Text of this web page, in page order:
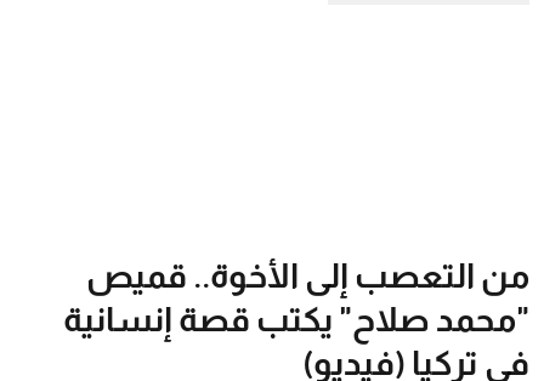
من التعصب إلى الأخوة.. قميص
"محمد صلاح" يكتب قصة إنسانية
في تركيا (فيديو)